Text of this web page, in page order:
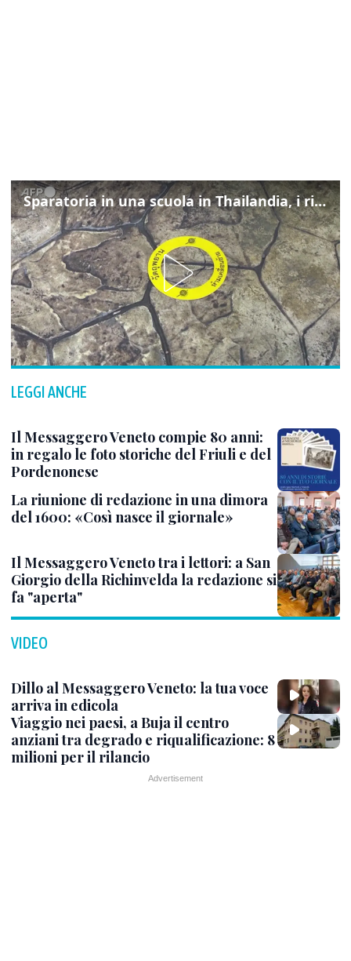
Sparatoria in una scuola in Thailandia, i rilievi della polizia
LEGGI ANCHE
Il Messaggero Veneto compie 80 anni:
in regalo le foto storiche del Friuli e del
Pordenonese
La riunione di redazione in una dimora
del 1600: «Così nasce il giornale»
Il Messaggero Veneto tra i lettori: a San
Giorgio della Richinvelda la redazione si
fa "aperta"
VIDEO
Dillo al Messaggero Veneto: la tua voce
arriva in edicola
Viaggio nei paesi, a Buja il centro
anziani tra degrado e riqualificazione: 8
milioni per il rilancio